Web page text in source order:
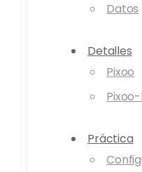
Datos
Detalles
Pixoo
Práctica